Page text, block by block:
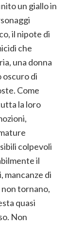
un giallo in
il nipote di
che
una donna
oscuro di
Come
la loro
colpevoli
il
mancanze di
tornano,
quasi
Non